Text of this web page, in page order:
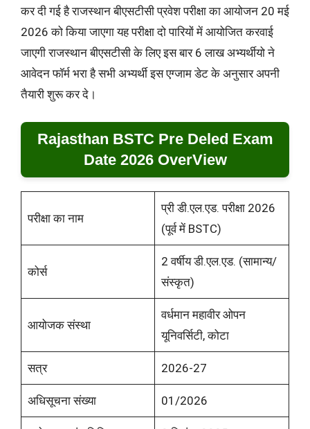
कर दी गई है राजस्थान बीएसटीसी प्रवेश परीक्षा का आयोजन 20 मई
2026 को किया जाएगा यह परीक्षा दो पारियों में आयोजित करवाई
जाएगी राजस्थान बीएसटीसी के लिए इस बार 6 लाख अभ्यर्थीयो ने
आवेदन फॉर्म भरा है सभी अभ्यर्थी इस एग्जाम डेट के अनुसार अपनी
तैयारी शुरू कर दे।
Rajasthan BSTC Pre Deled Exam
Date 2026 OverView
परीक्षा का नाम
प्री डी.एल.एड. परीक्षा 2026
(पूर्व में BSTC)
कोर्स
2 वर्षीय डी.एल.एड. (सामान्य/
संस्कृत)
आयोजक संस्था
वर्धमान महावीर ओपन
यूनिवर्सिटी, कोटा
सत्र 2026-27
अधिसूचना संख्या 01/2026